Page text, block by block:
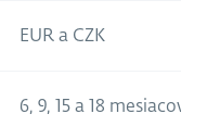
EUR a CZK
6, 9, 15 a 18 mesiacov,